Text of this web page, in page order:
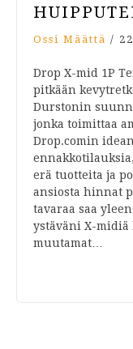
Ossi Määttä /
Drop X-mid 1P
pitkään
Durstonin
jonka toimittaa
Drop.comin
erä tuotteita ja
ansiosta hinnat
tavaraa saa
ystäväni X-
muutamat…